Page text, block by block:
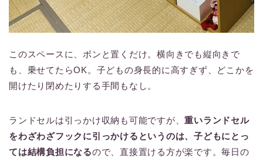
このスペースに、ボンと置くだけ。横向きでも縦向きで
も、乗せてたらOK。子どもの身長的に高すぎず、どこかを
開けたり閉めたりする手間もなし。
ランドセルは引っかけ収納も可能ですが、重いランドセル
をわざわざフックに引っかけるというのは、子どもにとっ
ては結構負担になるので、直接置ける方が楽です。毎日の